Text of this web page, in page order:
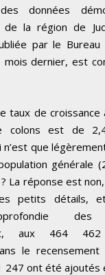
données
la région de
par le Bureau
dernier, est
taux de croissance
colons est de
n’est que
générale
La réponse est
petits détails,
des
aux 464 462
le
247 ont été ajoutés